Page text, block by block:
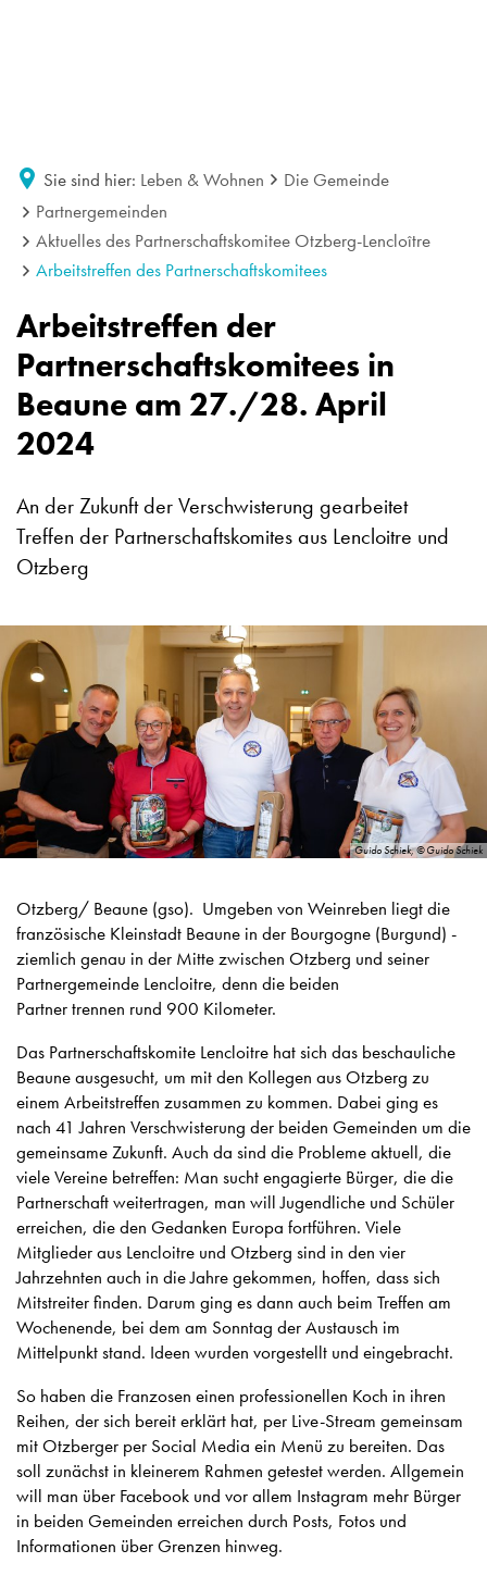
Sie sind hier: Leben & Wohnen
Die Gemeinde
Partnergemeinden
Aktuelles des Partnerschaftskomitee Otzberg-Lencloître
Arbeitstreffen des Partnerschaftskomitees
Arbeitstreffen der
Partnerschaftskomitees in
Beaune am 27./28. April
2024
An der Zukunft der Verschwisterung gearbeitet
Treffen der Partnerschaftskomites aus Lencloitre und
Otzberg
Guido Schiek, © Guido Schiek
Otzberg/ Beaune (gso). Umgeben von Weinreben liegt die
französische Kleinstadt Beaune in der Bourgogne (Burgund) -
ziemlich genau in der Mitte zwischen Otzberg und seiner
Partnergemeinde Lencloitre, denn die beiden
Partner trennen rund 900 Kilometer.
Das Partnerschaftskomite Lencloitre hat sich das beschauliche
Beaune ausgesucht, um mit den Kollegen aus Otzberg zu
einem Arbeitstreffen zusammen zu kommen. Dabei ging es
nach 41 Jahren Verschwisterung der beiden Gemeinden um die
gemeinsame Zukunft. Auch da sind die Probleme aktuell, die
viele Vereine betreffen: Man sucht engagierte Bürger, die die
Partnerschaft weitertragen, man will Jugendliche und Schüler
erreichen, die den Gedanken Europa fortführen. Viele
Mitglieder aus Lencloitre und Otzberg sind in den vier
Jahrzehnten auch in die Jahre gekommen, hoffen, dass sich
Mitstreiter finden. Darum ging es dann auch beim Treffen am
Wochenende, bei dem am Sonntag der Austausch im
Mittelpunkt stand. Ideen wurden vorgestellt und eingebracht.
So haben die Franzosen einen professionellen Koch in ihren
Reihen, der sich bereit erklärt hat, per Live-Stream gemeinsam
mit Otzberger per Social Media ein Menü zu bereiten. Das
soll zunächst in kleinerem Rahmen getestet werden. Allgemein
will man über Facebook und vor allem Instagram mehr Bürger
in beiden Gemeinden erreichen durch Posts, Fotos und
Informationen über Grenzen hinweg.